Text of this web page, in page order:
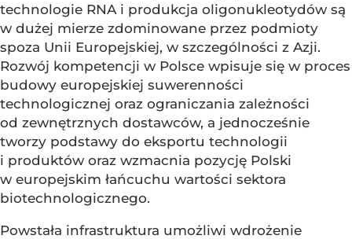
technologie RNA i produkcja oligonukleotydów są
w dużej mierze zdominowane przez podmioty
spoza Unii Europejskiej, w szczególności z Azji.
Rozwój kompetencji w Polsce wpisuje się w proces
budowy europejskiej suwerenności
technologicznej oraz ograniczania zależności
od zewnętrznych dostawców, a jednocześnie
tworzy podstawy do eksportu technologii
i produktów oraz wzmacnia pozycję Polski
w europejskim łańcuchu wartości sektora
biotechnologicznego.
Powstała infrastruktura umożliwi wdrożenie